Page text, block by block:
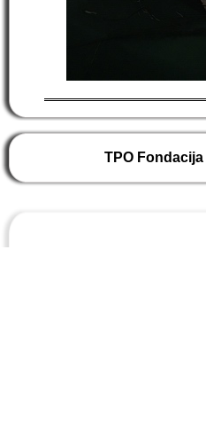
TPO Fondacija